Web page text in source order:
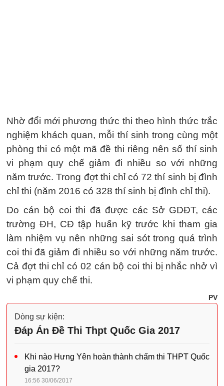
Nhờ đổi mới phương thức thi theo hình thức trắc
nghiệm khách quan, mỗi thí sinh trong cùng một
phòng thi có một mã đề thi riêng nên số thí sinh
vi phạm quy chế giảm đi nhiều so với những
năm trước. Trong đợt thi chỉ có 72 thí sinh bị đình
chỉ thi (năm 2016 có 328 thí sinh bị đình chỉ thi).
Do cán bộ coi thi đã được các Sở GDĐT, các
trường ĐH, CĐ tập huấn kỹ trước khi tham gia
làm nhiệm vụ nên những sai sót trong quá trình
coi thi đã giảm đi nhiều so với những năm trước.
Cả đợt thi chỉ có 02 cán bộ coi thi bị nhắc nhở vì
vi phạm quy chế thi.
PV
Dòng sự kiện:
Đáp Án Đề Thi Thpt Quốc Gia 2017
Khi nào Hưng Yên hoàn thành chấm thi THPT Quốc
gia 2017?
16:56 30/06/2017